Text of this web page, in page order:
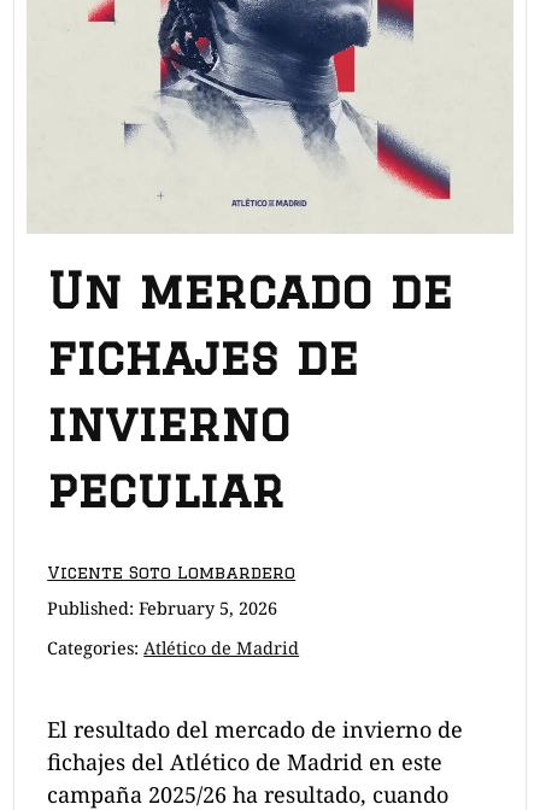
Un mercado de
fichajes de
invierno
peculiar
Vicente Soto Lombardero
Published:February 5, 2026
Categories: Atlético de Madrid
El resultado del mercado de invierno de
fichajes del Atlético de Madrid en este
campaña 2025/26 ha resultado, cuando